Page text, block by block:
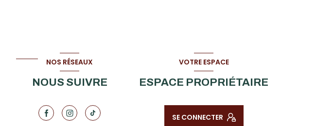
NOS RÉSEAUX
NOUS SUIVRE
VOTRE ESPACE
ESPACE PROPRIÉTAIRE
SE CONNECTER